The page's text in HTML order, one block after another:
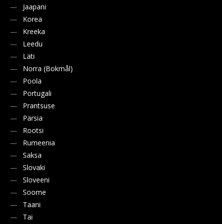
Jaapani
Korea
Kreeka
Leedu
Läti
Norra (Bokmål)
Poola
Portugali
Prantsuse
Pärsia
Rootsi
Rumeenia
Saksa
Slovaki
Sloveeni
Soome
Taani
Tai